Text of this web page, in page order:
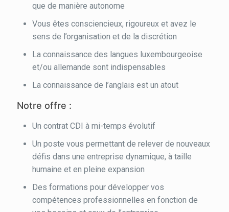
que de manière autonome
Vous êtes consciencieux, rigoureux et avez le
sens de l’organisation et de la discrétion
La connaissance des langues luxembourgeoise
et/ou allemande sont indispensables
La connaissance de l’anglais est un atout
Notre offre :
Un contrat CDI à mi-temps évolutif
Un poste vous permettant de relever de nouveaux
défis dans une entreprise dynamique, à taille
humaine et en pleine expansion
Des formations pour développer vos
compétences professionnelles en fonction de